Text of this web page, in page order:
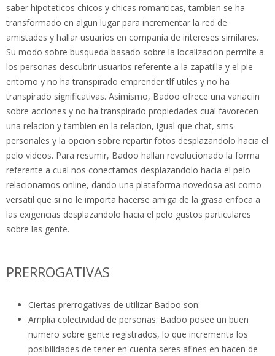
saber hipoteticos chicos y chicas romanticas, tambien se ha
transformado en algun lugar para incrementar la red de
amistades y hallar usuarios en compania de intereses similares.
Su modo sobre busqueda basado sobre la localizacion permite a
los personas descubrir usuarios referente a la zapatilla y el pie
entorno y no ha transpirado emprender tlf utiles y no ha
transpirado significativas. Asimismo, Badoo ofrece una variaciin
sobre acciones y no ha transpirado propiedades cual favorecen
una relacion y tambien en la relacion, igual que chat, sms
personales y la opcion sobre repartir fotos desplazandolo hacia el
pelo videos. Para resumir, Badoo hallan revolucionado la forma
referente a cual nos conectamos desplazandolo hacia el pelo
relacionamos online, dando una plataforma novedosa asi­ como
versatil que si no le importa hacerse amiga de la grasa enfoca a
las exigencias desplazandolo hacia el pelo gustos particulares
sobre las gente.
PRERROGATIVAS
Ciertas prerrogativas de utilizar Badoo son:
Amplia colectividad de personas: Badoo posee un buen
numero sobre gente registrados, lo que incrementa los
posibilidades de tener en cuenta seres afines en hacen de